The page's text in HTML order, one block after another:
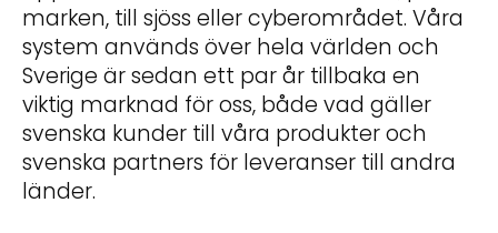
marken, till sjöss eller cyberområdet. Våra
system används över hela världen och
Sverige är sedan ett par år tillbaka en
viktig marknad för oss, både vad gäller
svenska kunder till våra produkter och
svenska partners för leveranser till andra
länder.